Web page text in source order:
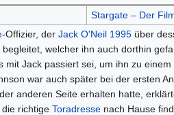
Stargate – Der
-Offizier, der Jack O'Neil 1995über
welcher ihn auch dorthin
mit Jack passiert sei, um ihn zu
war auch später bei der ersten
anderen Seite erhalten hatte,
richtige Toradressenach Hause